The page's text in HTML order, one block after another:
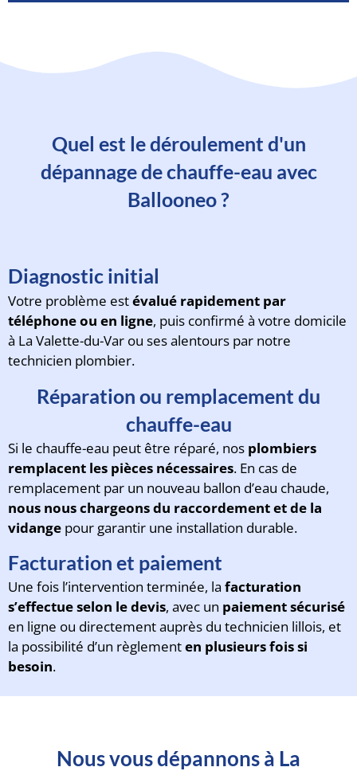
Quel est le déroulement d'un
dépannage de chauffe-eau avec
Ballooneo ?
Diagnostic initial
Votre problème estévalué rapidement par
téléphone ou en ligne, puis confirmé à votre domicile
à La Valette-du-Var ou ses alentours par notre
technicien plombier.
Réparation ou remplacement du
chauffe-eau
Si le chauffe-eau peut être réparé, nos plombiers
remplacent les pièces nécessaires. En cas de
remplacement par un nouveau ballon d’eau chaude,
nous nous chargeons du raccordement et de la
vidange pour garantir une installation durable.
Facturation et paiement
Une fois l’intervention terminée, la facturation
s’effectue selon le devis, avec un paiement sécurisé
en ligne ou directement auprès du technicien lillois, et
la possibilité d’un règlementen plusieurs fois si
besoin.
Nous vous dépannons à La